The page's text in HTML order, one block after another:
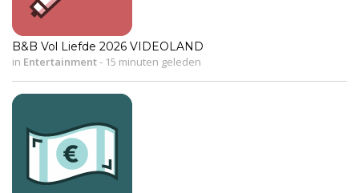
B&B Vol Liefde 2026 VIDEOLAND
in Entertainment- 15 minuten geleden